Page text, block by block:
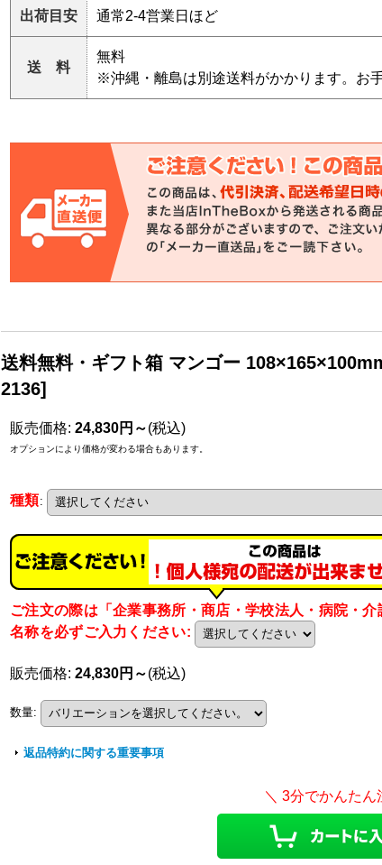
出荷目安 通常2-4営業日ほど
送 料
無料
※沖縄・離島は別途送料がかかります。お
送料無料・ギフト箱 マンゴー
2136]
販売価格: 24,830円～(税込)
オプションにより価格が変わる場合もあります。
種類:
ご注文の際は「企業事務所・商店・学校法人・病院・
名称を必ずご入力ください:
販売価格: 24,830円～(税込)
数量:
返品特約に関する重要事項